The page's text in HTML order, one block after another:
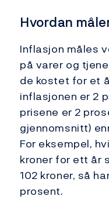
Hvordan
Inflasjon måles
på varer og
de kostet for et
inflasjonen er 2
prisene er 2
gjennomsnitt)
For eksempel,
kroner for ett år
102 kroner, så
prosent.